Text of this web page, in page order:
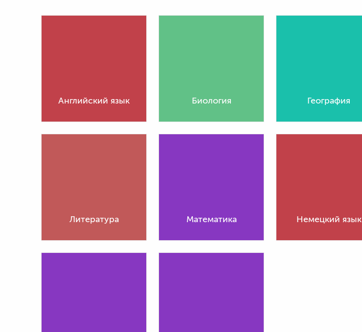
Английский язык Биология География
Литература Математика Немецкий язык